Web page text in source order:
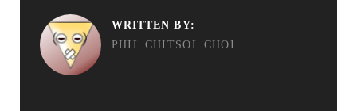
WRITTEN BY:
PHIL CHITSOL CHOI